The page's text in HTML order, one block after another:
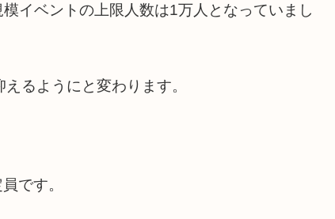
イベントの上限人数は1万人となっていまし
るようにと変わります。
です。